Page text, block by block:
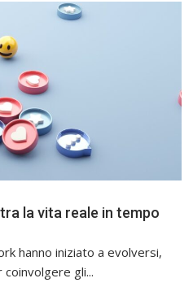
la vita reale in tempo
hanno iniziato a evolversi,
gli...